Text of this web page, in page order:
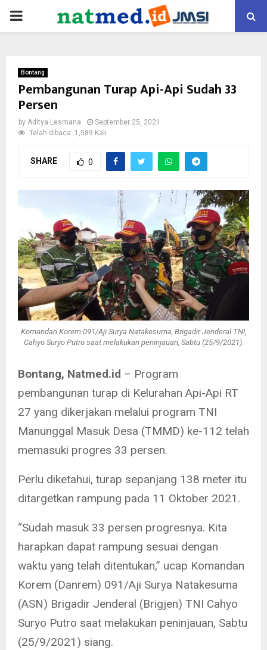
PRIMARY
Bontang
Pembangunan Turap Api-Api Sudah 33
Persen
by Aditya Lesmana
September 25, 2021
Telah dibaca: 1,589 Kali
SHARE 0
Komandan Korem 091/Aji Surya Natakesuma, Brigadir Jenderal TNI,
Cahyo Suryo Putro saat melakukan peninjauan, Sabtu (25/9/2021).
Bontang, Natmed.id – Program
pembangunan turap di Kelurahan Api-Api RT
27 yang dikerjakan melalui program TNI
Manunggal Masuk Desa (TMMD) ke-112 telah
memasuki progres 33 persen.
Perlu diketahui, turap sepanjang 138 meter itu
ditargetkan rampung pada 11 Oktober 2021.
“Sudah masuk 33 persen progresnya. Kita
harapkan dapat rampung sesuai dengan
waktu yang telah ditentukan,” ucap Komandan
Korem (Danrem) 091/Aji Surya Natakesuma
(ASN) Brigadir Jenderal (Brigjen) TNI Cahyo
Suryo Putro saat melakukan peninjauan, Sabtu
(25/9/2021) siang.